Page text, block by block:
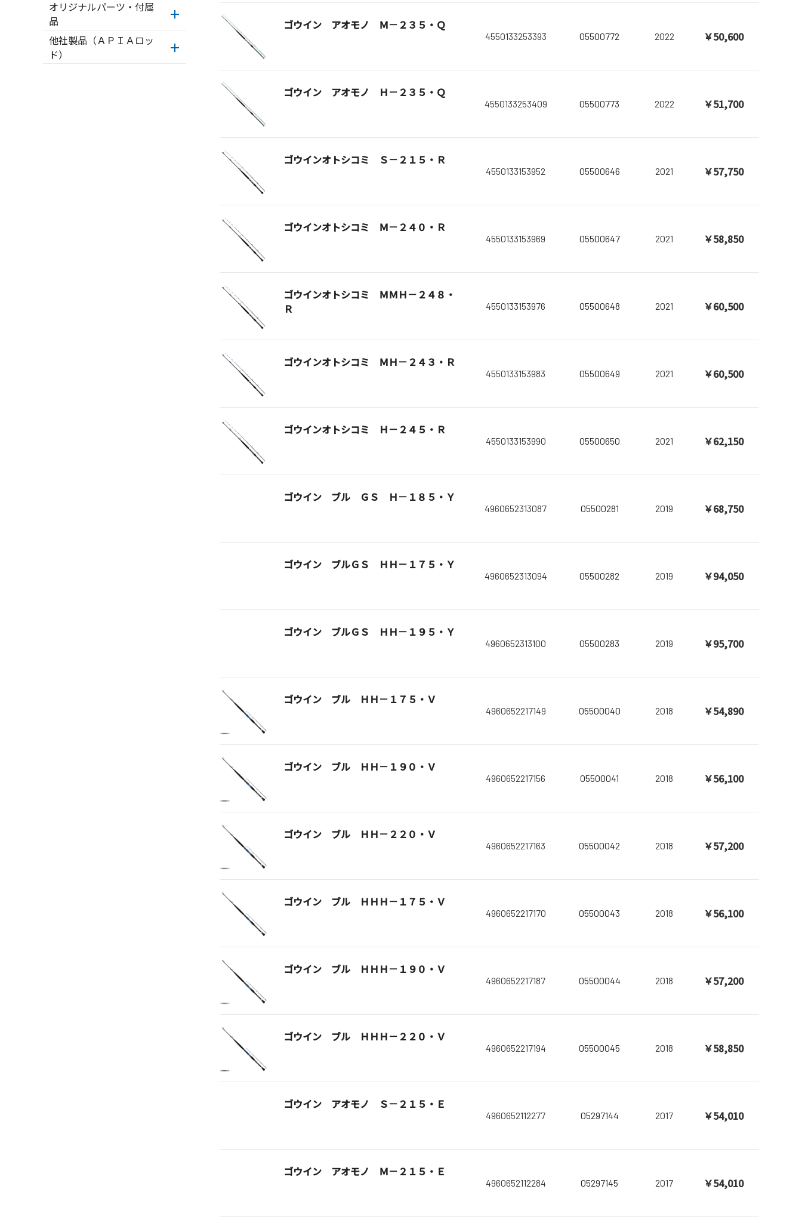
オリジナルパーツ・付属
品
他社製品（ＡＰＩＡロッ
ド）
ゴウイン アオモノ Ｍ－２３５・Ｑ
4550133253393 05500772 2022 ￥50,600
ゴウイン アオモノ Ｈ－２３５・Ｑ
4550133253409 05500773 2022 ￥51,700
ゴウインオトシコミ Ｓ－２１５・Ｒ
4550133153952 05500646 2021 ￥57,750
ゴウインオトシコミ Ｍ－２４０・Ｒ
4550133153969 05500647 2021 ￥58,850
ゴウインオトシコミ ＭＭＨ－２４８・
Ｒ
4550133153976 05500648 2021 ￥60,500
ゴウインオトシコミ ＭＨ－２４３・Ｒ
4550133153983 05500649 2021 ￥60,500
ゴウインオトシコミ Ｈ－２４５・Ｒ
4550133153990 05500650 2021 ￥62,150
ゴウイン ブル ＧＳ Ｈ－１８５・Ｙ
4960652313087 05500281 2019 ￥68,750
ゴウイン ブルＧＳ ＨＨ－１７５・Ｙ
4960652313094 05500282 2019 ￥94,050
ゴウイン ブルＧＳ ＨＨ－１９５・Ｙ
4960652313100 05500283 2019 ￥95,700
ゴウイン ブル ＨＨ－１７５・Ｖ
4960652217149 05500040 2018 ￥54,890
ゴウイン ブル ＨＨ－１９０・Ｖ
4960652217156 05500041 2018 ￥56,100
ゴウイン ブル ＨＨ－２２０・Ｖ
4960652217163 05500042 2018 ￥57,200
ゴウイン ブル ＨＨＨ－１７５・Ｖ
4960652217170 05500043 2018 ￥56,100
ゴウイン ブル ＨＨＨ－１９０・Ｖ
4960652217187 05500044 2018 ￥57,200
ゴウイン ブル ＨＨＨ－２２０・Ｖ
4960652217194 05500045 2018 ￥58,850
ゴウイン アオモノ Ｓ－２１５・Ｅ
4960652112277 05297144 2017 ￥54,010
ゴウイン アオモノ Ｍ－２１５・Ｅ
4960652112284 05297145 2017 ￥54,010